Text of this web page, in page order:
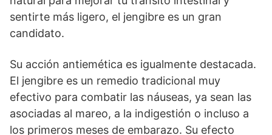
sentirte más ligero, el jengibre es un gran
candidato.
Su acción antiemética es igualmente destacada.
El jengibre es un remedio tradicional muy
efectivo para combatir las náuseas, ya sean las
asociadas al mareo, a la indigestión o incluso a
los primeros meses de embarazo. Su efecto